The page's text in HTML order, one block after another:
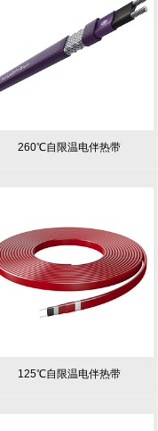
260℃自限温电伴热带
125℃自限温电伴热带